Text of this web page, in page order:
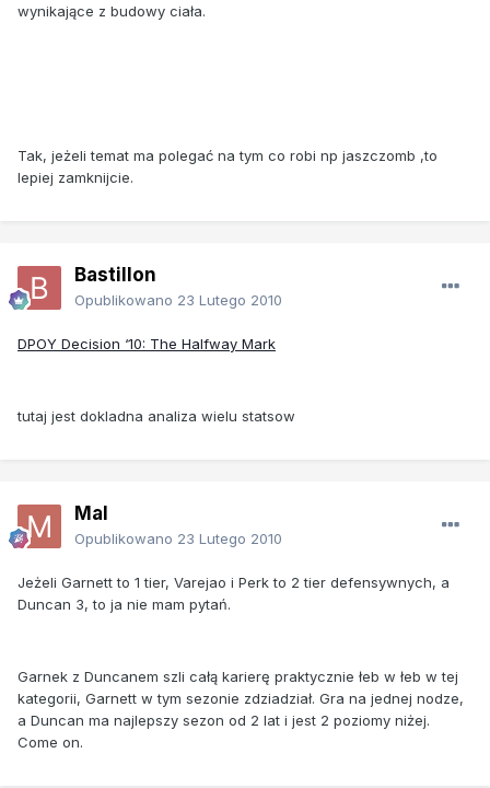
wynikające z budowy ciała.
Tak, jeżeli temat ma polegać na tym co robi np jaszczomb ,to
lepiej zamknijcie.
Bastillon
Opublikowano 23 Lutego 2010
DPOY Decision ‘10: The Halfway Mark
tutaj jest dokladna analiza wielu statsow
Mal
Opublikowano 23 Lutego 2010
Jeżeli Garnett to 1 tier, Varejao i Perk to 2 tier defensywnych, a
Duncan 3, to ja nie mam pytań.
Garnek z Duncanem szli całą karierę praktycznie łeb w łeb w tej
kategorii, Garnett w tym sezonie zdziadział. Gra na jednej nodze,
a Duncan ma najlepszy sezon od 2 lat i jest 2 poziomy niżej.
Come on.